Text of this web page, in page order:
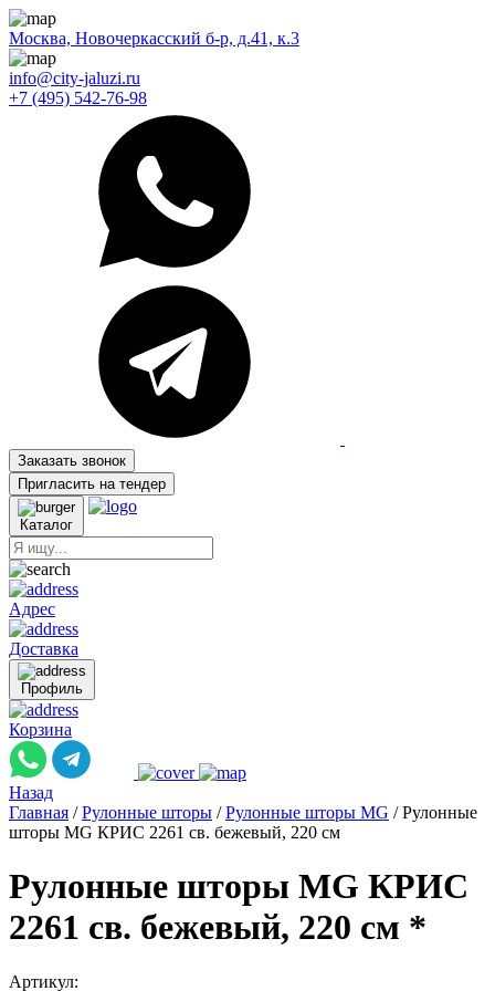
Москва, Новочеркасский б-р, д.41, к.3
info@city-jaluzi.ru
+7 (495) 542-76-98
Заказать звонок
Пригласить на тендер
Каталог
Адрес
Доставка
Профиль
Корзина
Назад
Главная / Рулонные шторы / Рулонные шторы MG / Рулонные
шторы MG КРИС 2261 св. бежевый, 220 см
Рулонные шторы MG КРИС
2261 св. бежевый, 220 см *
Артикул: